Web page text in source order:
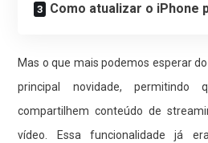
Como atualizar o iPhone
Mas o que mais podemos esperar
principal novidade, permitindo
compartilhem conteúdo de
vídeo. Essa funcionalidade já